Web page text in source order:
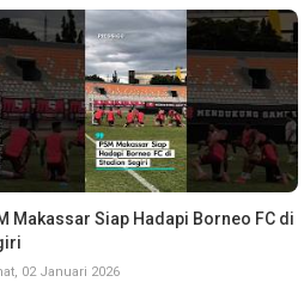
Makassar Siap Hadapi Borneo FC di
02 Januari 2026